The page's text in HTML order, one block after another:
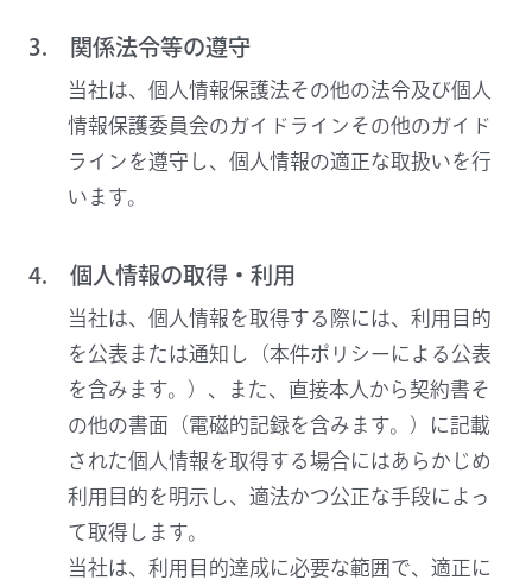
3. 関係法令等の遵守
当社は、個人情報保護法その他の法令及び個人
情報保護委員会のガイドラインその他のガイド
ラインを遵守し、個人情報の適正な取扱いを行
います。
4. 個人情報の取得・利用
当社は、個人情報を取得する際には、利用目的
を公表または通知し（本件ポリシーによる公表
を含みます。）、また、直接本人から契約書そ
の他の書面（電磁的記録を含みます。）に記載
された個人情報を取得する場合にはあらかじめ
利用目的を明示し、適法かつ公正な手段によっ
て取得します。
当社は、利用目的達成に必要な範囲で、適正に